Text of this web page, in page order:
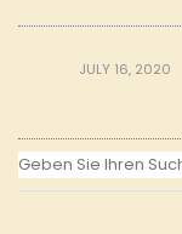
JULY 16, 2020